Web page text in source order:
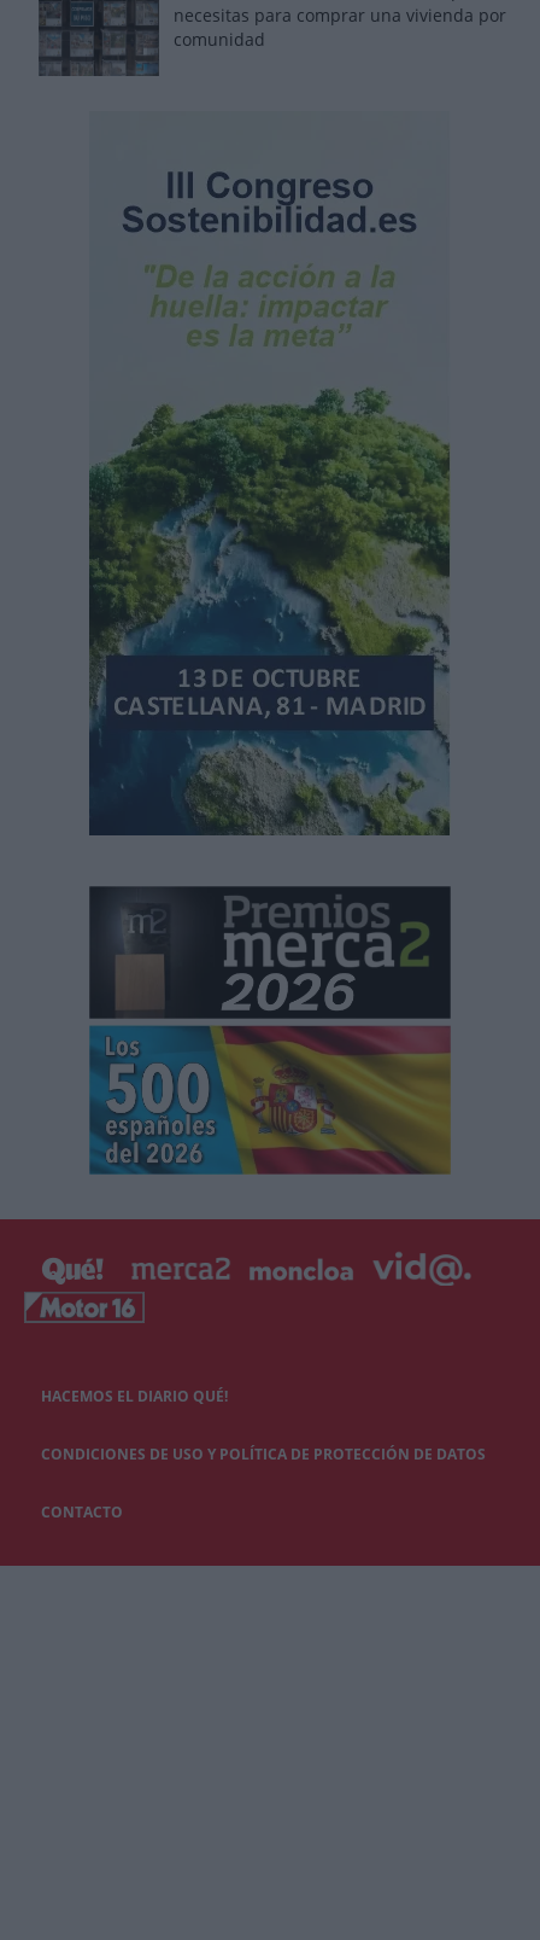
necesitas para comprar una vivienda por
comunidad
HACEMOS EL DIARIO QUÉ!
CONDICIONES DE USO Y POLÍTICA DE PROTECCIÓN DE DATOS
CONTACTO